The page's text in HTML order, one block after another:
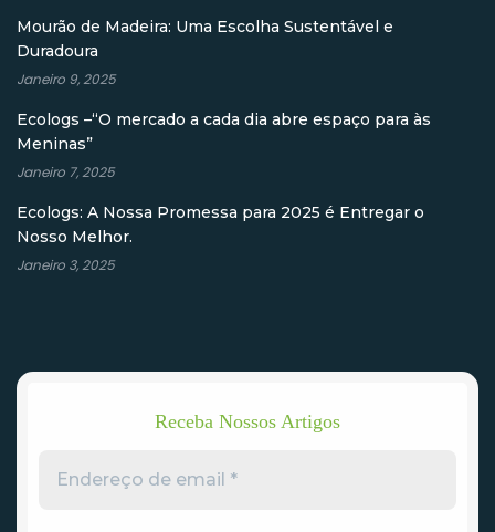
Mourão de Madeira: Uma Escolha Sustentável e
Duradoura
Janeiro 9, 2025
Ecologs –“O mercado a cada dia abre espaço para às
Meninas”
Janeiro 7, 2025
Ecologs: A Nossa Promessa para 2025 é Entregar o
Nosso Melhor.
Janeiro 3, 2025
Receba Nossos Artigos
Endereço
de